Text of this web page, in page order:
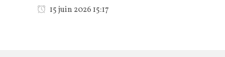
15 juin 2026 15:17